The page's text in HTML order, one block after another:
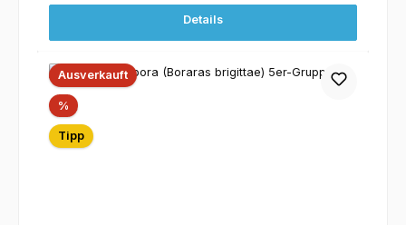
Details
Ausverkauft
%Rabatt
Tipp